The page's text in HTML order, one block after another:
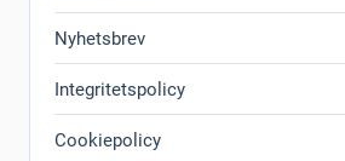
Nyhetsbrev
Integritetspolicy
Cookiepolicy